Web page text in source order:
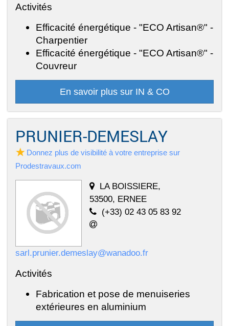
Activités
Efficacité énergétique - "ECO Artisan®" -
Charpentier
Efficacité énergétique - "ECO Artisan®" -
Couvreur
En savoir plus sur IN & CO
PRUNIER-DEMESLAY
Donnez plus de visibilité à votre entreprise sur
Prodestravaux.com
LA BOISSIERE,
53500, ERNEE
(+33) 02 43 05 83 92
sarl.prunier.demeslay@wanadoo.fr
Activités
Fabrication et pose de menuiseries
extérieures en aluminium